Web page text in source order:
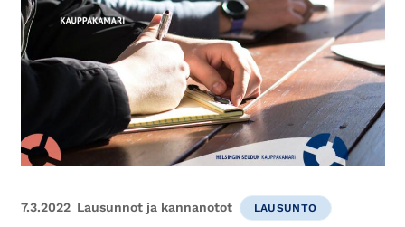
7.3.2022 Lausunnot ja kannanotot LAUSUNTO